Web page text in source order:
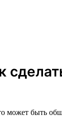
может быть